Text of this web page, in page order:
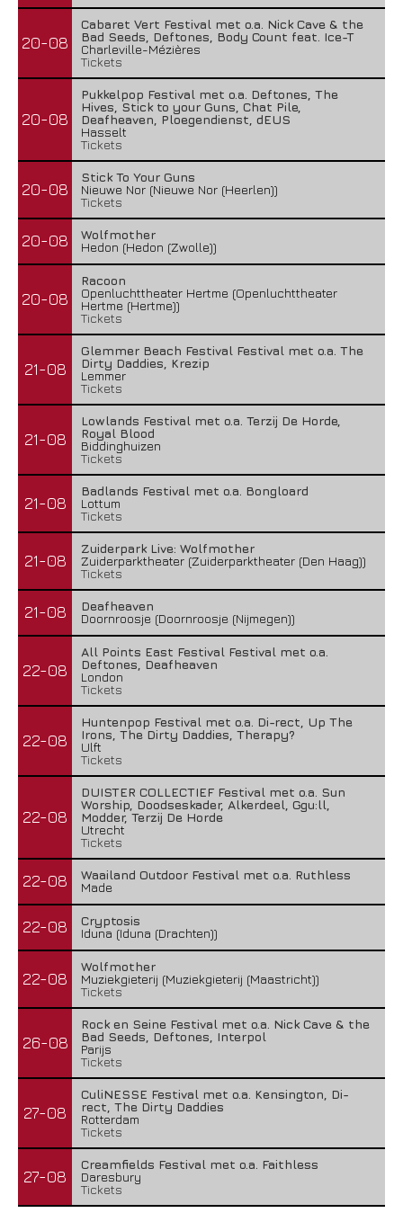
20-08
Cabaret Vert Festival met o.a. Nick Cave & the
Bad Seeds, Deftones, Body Count feat. Ice-T
Charleville-Mézières
Tickets
20-08
Pukkelpop Festival met o.a. Deftones, The
Hives, Stick to your Guns, Chat Pile,
Deafheaven, Ploegendienst, dEUS
Hasselt
Tickets
20-08
Stick To Your Guns
Nieuwe Nor (Nieuwe Nor (Heerlen))
Tickets
20-08
Wolfmother
Hedon (Hedon (Zwolle))
20-08
Racoon
Openluchttheater Hertme (Openluchttheater
Hertme (Hertme))
Tickets
21-08
Glemmer Beach Festival Festival met o.a. The
Dirty Daddies, Krezip
Lemmer
Tickets
21-08
Lowlands Festival met o.a. Terzij De Horde,
Royal Blood
Biddinghuizen
Tickets
21-08
Badlands Festival met o.a. Bongloard
Lottum
Tickets
21-08
Zuiderpark Live: Wolfmother
Zuiderparktheater (Zuiderparktheater (Den Haag))
Tickets
21-08
Deafheaven
Doornroosje (Doornroosje (Nijmegen))
22-08
All Points East Festival Festival met o.a.
Deftones, Deafheaven
London
Tickets
22-08
Huntenpop Festival met o.a. Di-rect, Up The
Irons, The Dirty Daddies, Therapy?
Ulft
Tickets
22-08
DUISTER COLLECTIEF Festival met o.a. Sun
Worship, Doodseskader, Alkerdeel, Ggu:ll,
Modder, Terzij De Horde
Utrecht
Tickets
22-08
Waailand Outdoor Festival met o.a. Ruthless
Made
22-08
Cryptosis
Iduna (Iduna (Drachten))
22-08
Wolfmother
Muziekgieterij (Muziekgieterij (Maastricht))
Tickets
26-08
Rock en Seine Festival met o.a. Nick Cave & the
Bad Seeds, Deftones, Interpol
Parijs
Tickets
27-08
CuliNESSE Festival met o.a. Kensington, Di-
rect, The Dirty Daddies
Rotterdam
Tickets
27-08
Creamfields Festival met o.a. Faithless
Daresbury
Tickets